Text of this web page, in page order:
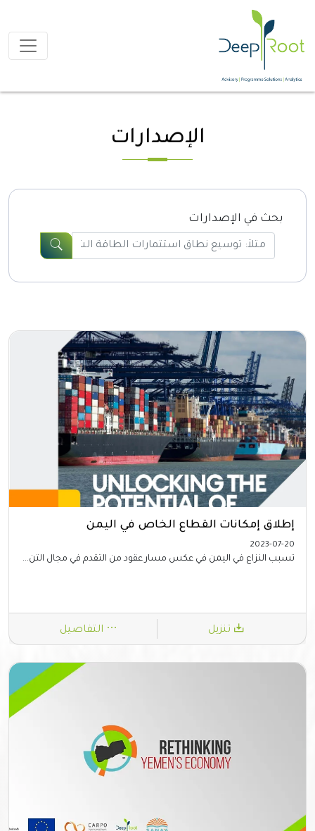
الإصدارات
بحث في الإصدارات
إطلاق إمكانات القطاع الخاص في اليمن
2023-07-20
تسبب النزاع في اليمن في عكس مسار عقود من التقدم في مجال التن...
تنزيل التفاصيل